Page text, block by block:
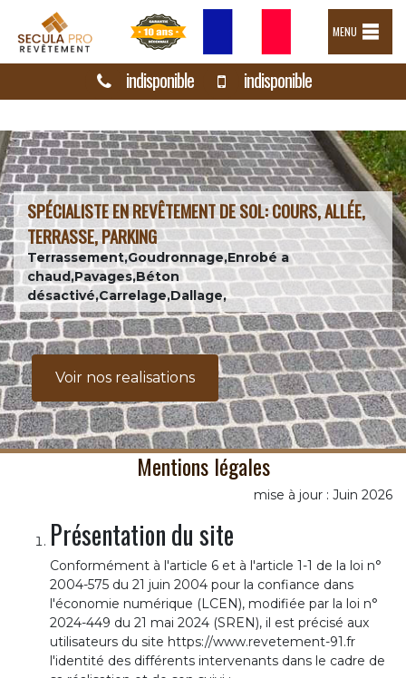
MENU
indisponible indisponible
SPÉCIALISTE EN REVÊTEMENT DE SOL: COURS, ALLÉE,
TERRASSE, PARKING
Terrassement,Goudronnage,Enrobé a
chaud,Pavages,Béton
désactivé,Carrelage,Dallage,
Voir nos realisations
Mentions légales
mise à jour : Juin 2026
Présentation du site
Conformément à l'article 6 et à l'article 1-1 de la loi n°
2004-575 du 21 juin 2004 pour la confiance dans
l'économie numérique (LCEN), modifiée par la loi n°
2024-449 du 21 mai 2024 (SREN), il est précisé aux
utilisateurs du site https://www.revetement-91.fr
l'identité des différents intervenants dans le cadre de